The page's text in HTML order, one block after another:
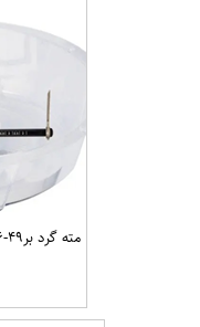
مته گرد بر۴۹-۵۶ میلواکی